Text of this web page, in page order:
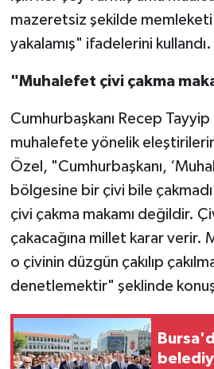
mazeretsiz şekilde memleketi
yakalamış" ifadelerini kullandı.
"Muhalefet çivi çakma
Cumhurbaşkanı Recep Tayyip
muhalefete yönelik
Özel, "Cumhurbaşkanı,
bölgesine bir çivi bile
çivi çakma makamı değildir.
çakacağına millet karar verir.
o çivinin düzgün çakılıp
denetlemektir" şeklinde